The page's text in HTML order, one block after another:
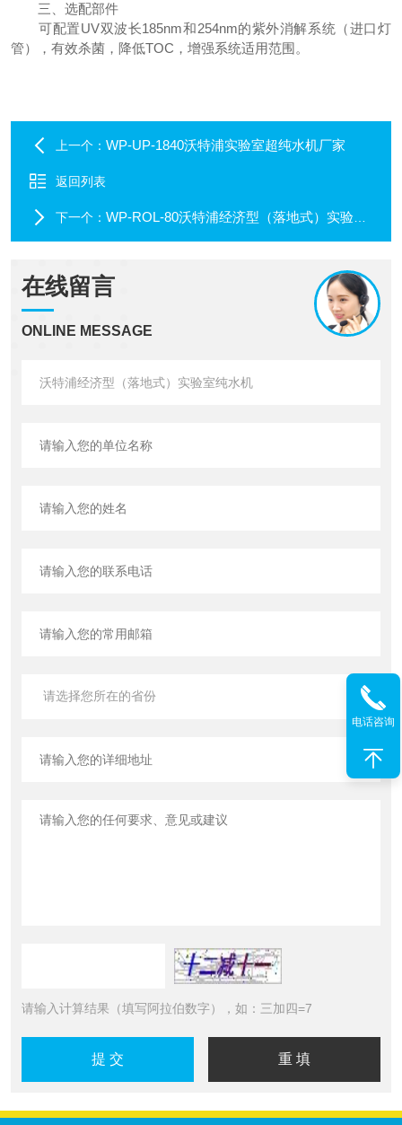
三、选配部件
可配置UV双波长185nm和254nm的紫外消解系统（进口灯
管），有效杀菌，降低TOC，增强系统适用范围。
上一个： WP-UP-1840沃特浦实验室超纯水机厂家
返回列表
下一个： WP-ROL-80沃特浦经济型（落地式）实验室纯水机
在线留言
ONLINE MESSAGE
请输入计算结果（填写阿拉伯数字），如：三加四=7
电话咨询